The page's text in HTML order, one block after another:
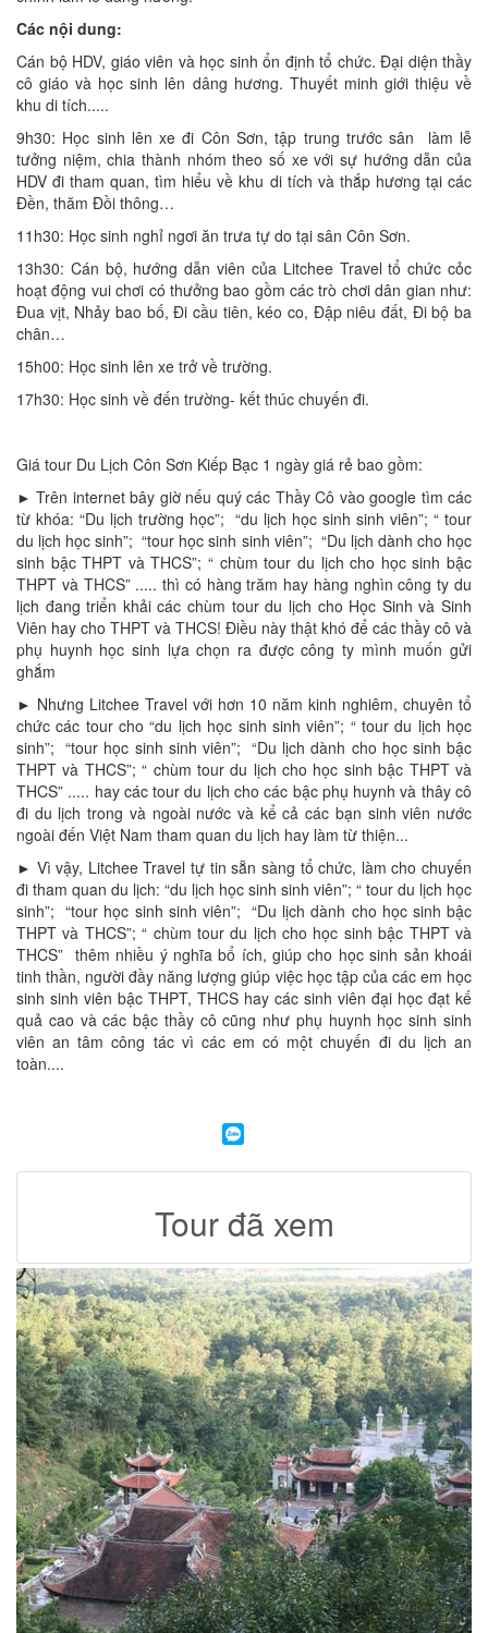
Các nội dung:
Cán bộ HDV, giáo viên và học sinh ổn định tổ chức. Đại diện thầy
cô giáo và học sinh lên dâng hương. Thuyết minh giới thiệu về
khu di tích.....
9h30: Học sinh lên xe đi Côn Sơn, tập trung trước sân làm lễ
tưởng niệm, chia thành nhóm theo số xe với sự hướng dẫn của
HDV đi tham quan, tìm hiểu về khu di tích và thắp hương tại các
Đền, thăm Đồi thông…
11h30: Học sinh nghỉ ngơi ăn trưa tự do tại sân Côn Sơn.
13h30: Cán bộ, hướng dẫn viên của Litchee Travel tổ chức cỏc
hoạt động vui chơi có thưởng bao gồm các trò chơi dân gian như:
Đua vịt, Nhảy bao bố, Đi cầu tiên, kéo co, Đập niêu đất, Đi bộ ba
chân…
15h00: Học sinh lên xe trở về trường.
17h30: Học sinh về đến trường- kết thúc chuyến đi.
Giá tour Du Lịch Côn Sơn Kiếp Bạc 1 ngày giá rẻ bao gồm:
► Trên internet bây giờ nếu quý các Thầy Cô vào google tìm các
từ khóa: “Du lịch trường học”; “du lịch học sinh sinh viên”; “ tour
du lịch học sinh”; “tour học sinh sinh viên”; “Du lịch dành cho học
sinh bậc THPT và THCS”; “ chùm tour du lịch cho học sinh bậc
THPT và THCS” ..... thì có hàng trăm hay hàng nghìn công ty du
lịch đang triển khải các chùm tour du lịch cho Học Sinh và Sinh
Viên hay cho THPT và THCS! Điều này thật khó để các thầy cô và
phụ huynh học sinh lựa chọn ra được công ty mình muốn gửi
ghắm
► Nhưng Litchee Travel với hơn 10 năm kinh nghiêm, chuyên tổ
chức các tour cho “du lịch học sinh sinh viên”; “ tour du lịch học
sinh”; “tour học sinh sinh viên”; “Du lịch dành cho học sinh bậc
THPT và THCS”; “ chùm tour du lịch cho học sinh bậc THPT và
THCS” ..... hay các tour du lịch cho các bậc phụ huynh và thây cô
đi du lịch trong và ngoài nước và kể cả các bạn sinh viên nước
ngoài đến Việt Nam tham quan du lịch hay làm từ thiện...
► Vì vậy, Litchee Travel tự tin sẵn sàng tổ chức, làm cho chuyến
đi tham quan du lịch: “du lịch học sinh sinh viên”; “ tour du lịch học
sinh”; “tour học sinh sinh viên”; “Du lịch dành cho học sinh bậc
THPT và THCS”; “ chùm tour du lịch cho học sinh bậc THPT và
THCS” thêm nhiều ý nghĩa bổ ích, giúp cho học sinh sản khoái
tinh thần, người đầy năng lượng giúp việc học tập của các em học
sinh sinh viên bậc THPT, THCS hay các sinh viên đại học đạt kế
quả cao và các bậc thầy cô cũng như phụ huynh học sinh sinh
viên an tâm công tác vì các em có một chuyến đi du lịch an
toàn....
Tour đã xem